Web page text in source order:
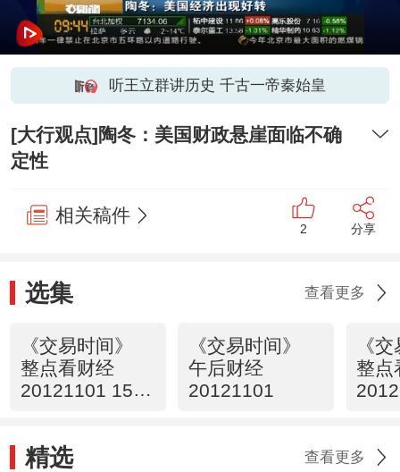
听王立群讲历史 千古一帝秦始皇
[大行观点]陶冬：美国财政悬崖面临不确
定性
相关稿件
2 分享
选集 查看更多
《交易时间》
整点看财经
20121101 15：
《交易时间》
午后财经
20121101
《
整点
精选 查看更多